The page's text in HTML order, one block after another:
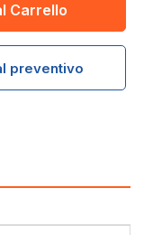
Carrello
preventivo